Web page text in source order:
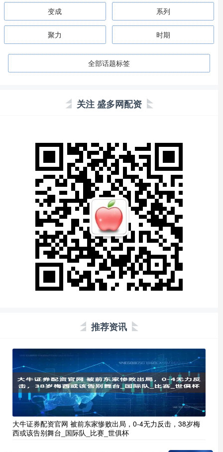
变成 系列
聚力 时期
全部话题标签
关注 盛多网配资
推荐资讯
大牛证券配资官网 被前东家惨败出局，0-4无力反击，38岁梅
西或该告别舞台_国际队_比赛_世俱杯